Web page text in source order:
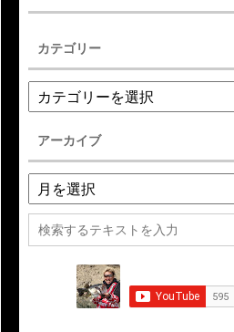
カテゴリー
アーカイブ